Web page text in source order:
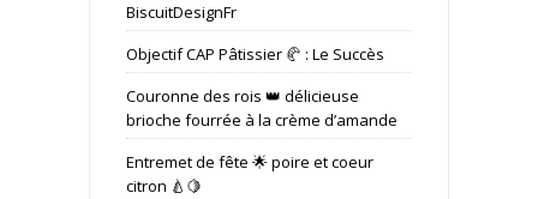
BiscuitDesignFr
Objectif CAP Pâtissier 🥐 : Le Succès
Couronne des rois 👑 délicieuse
brioche fourrée à la crème d’amande
Entremet de fête 🌟 poire et coeur
citron 🍐🍋